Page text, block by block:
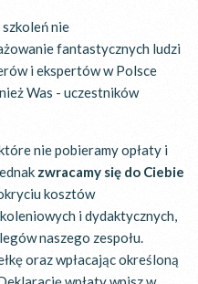
nie
fantastycznych ludzi
i ekspertów w Polsce
Was - uczestników
nie pobieramy opłaty i
zwracamy się do Ciebie
kosztów
i dydaktycznych,
naszego zespołu.
oraz wpłacając określoną